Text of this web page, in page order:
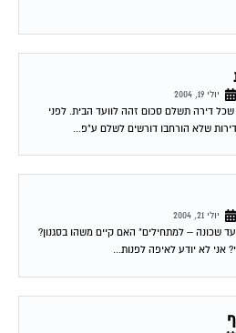
יולי 19, 2004
הוחלט לפני 20 שנה שכל דירה תשלם סכום זהה לוועד הבית. לפני
שלא הורחבו דורשים לשלם ע"פ...
יולי 21, 2004
שכונה – למתחילים" האם קיים משהו בסגנון?
אני לא יודע לאיפה לפנות...